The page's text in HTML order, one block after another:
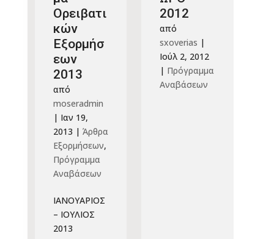
Ορειβατι
κών
Εξορμήσ
εων
2013
από
moseradmin
| Ιαν 19,
2013 | Άρθρα
Εξορμήσεων,
Πρόγραμμα
Αναβάσεων
ΙΑΝΟΥΑΡΙΟΣ
– ΙΟΥΛΙΟΣ
2013
2012
από
sxoverias |
Ιούλ 2, 2012
| Πρόγραμμα
Αναβάσεων